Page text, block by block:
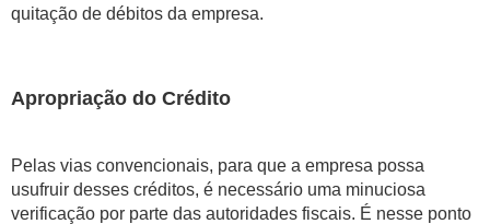
quitação de débitos da empresa.
Apropriação do Crédito
Pelas vias convencionais, para que a empresa possa
usufruir desses créditos, é necessário uma minuciosa
verificação por parte das autoridades fiscais. É nesse ponto